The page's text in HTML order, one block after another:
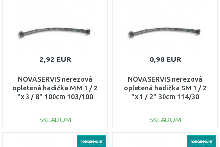
2,92 EUR
NOVASERVIS nerezová
opletená hadička MM 1 / 2
"x 3 / 8" 100cm 103/100
SKLADOM
0,98 EUR
NOVASERVIS nerezová
opletená hadička SM 1 / 2
"x 1 / 2" 30cm 114/30
SKLADOM